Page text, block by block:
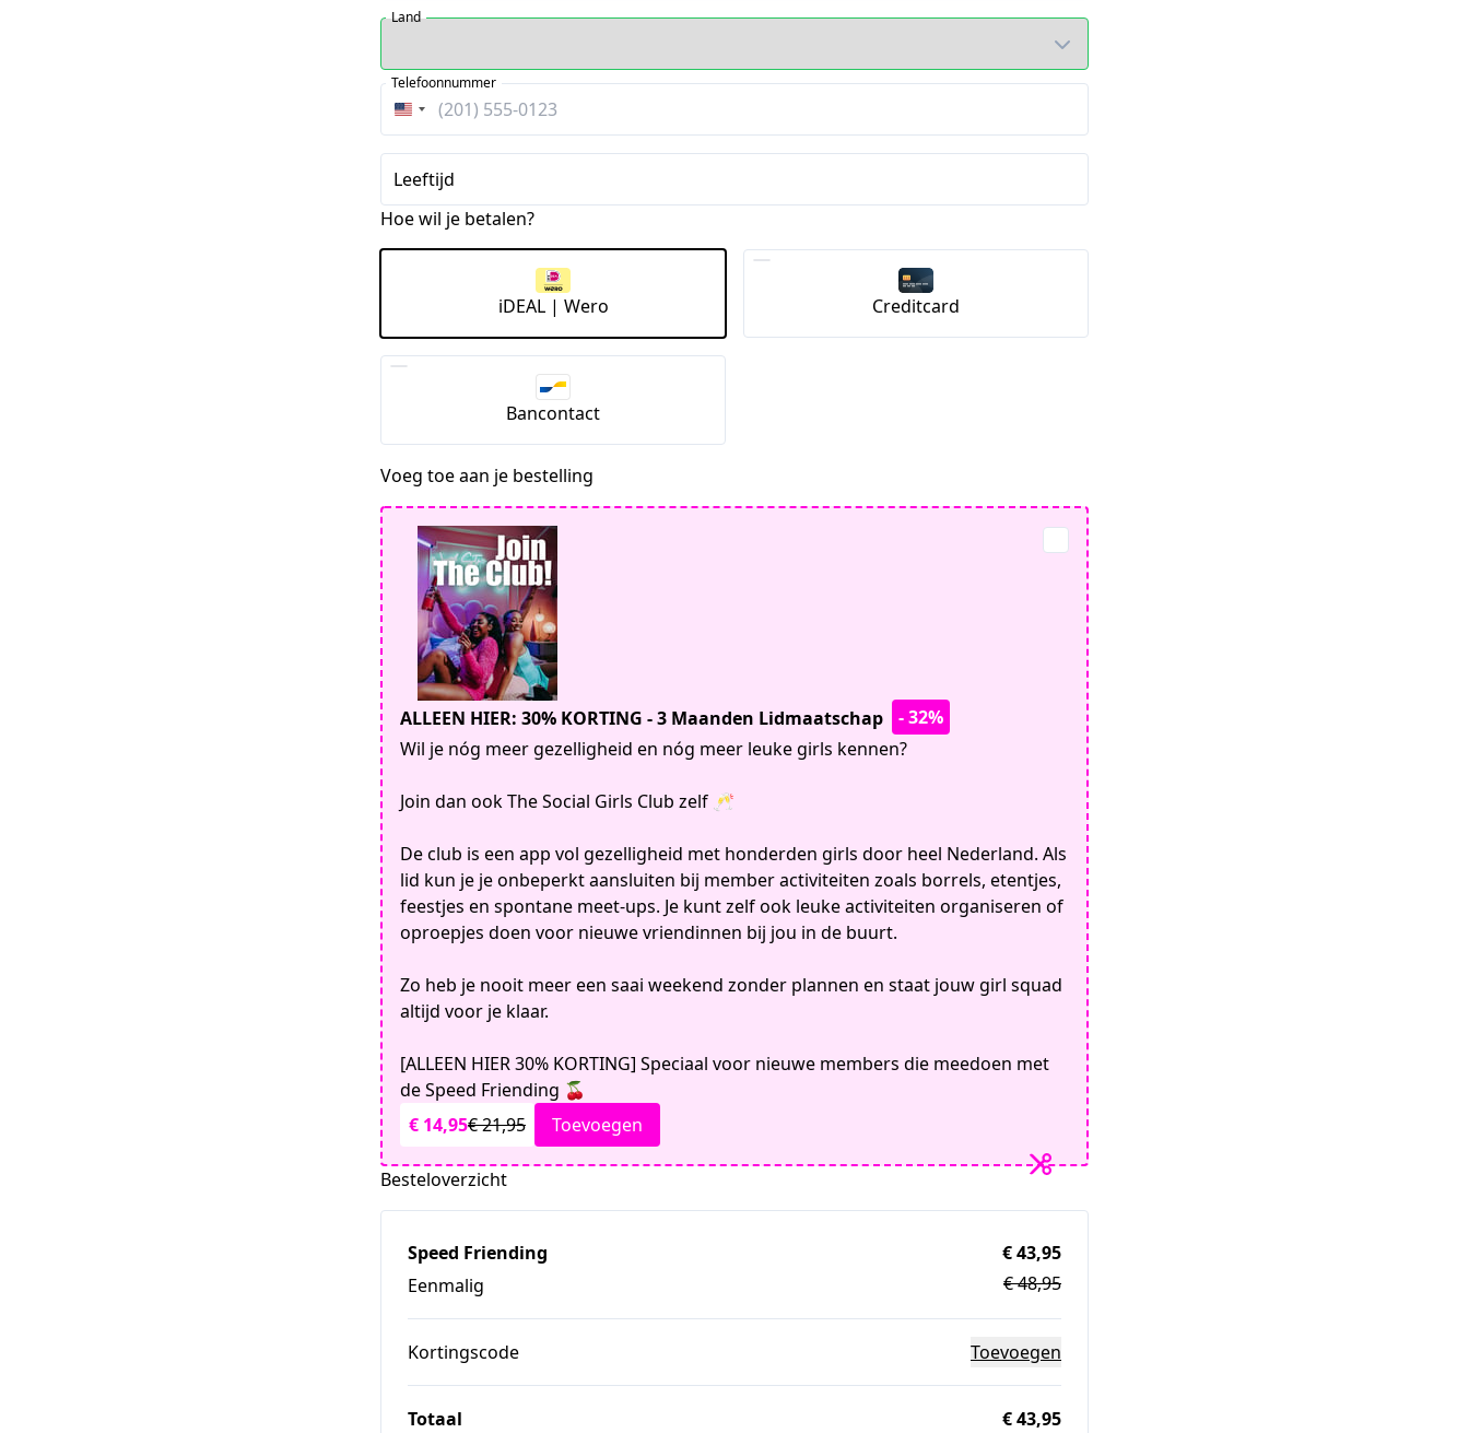
Land
Verenigde
Staten
Telefoonnummer
Leeftijd
Hoe wil je betalen?
iDEAL | Wero Creditcard
Bancontact
Voeg toe aan je bestelling
ALLEEN HIER: 30% KORTING - 3 Maanden Lidmaatschap
- 32%
Wil je nóg meer gezelligheid en nóg meer leuke girls kennen?
Join dan ook The Social Girls Club zelf 🥂
De club is een app vol gezelligheid met honderden girls door heel Nederland. Als
lid kun je je onbeperkt aansluiten bij member activiteiten zoals borrels, etentjes,
feestjes en spontane meet-ups. Je kunt zelf ook leuke activiteiten organiseren of
oproepjes doen voor nieuwe vriendinnen bij jou in de buurt.
Zo heb je nooit meer een saai weekend zonder plannen en staat jouw girl squad
altijd voor je klaar.
[ALLEEN HIER 30% KORTING] Speciaal voor nieuwe members die meedoen met
de Speed Friending 🍒
€ 14,95€ 21,95 Toevoegen
Besteloverzicht
Speed Friending
Eenmalig
€ 43,95
€ 48,95
Kortingscode Toevoegen
Totaal € 43,95